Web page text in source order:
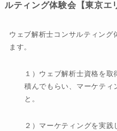
ルティング体験会【東京エ
ウェブ解析士コンサルティング
ます。
１）ウェブ解析士資格を
積んでもらい、マーケティ
と。
２）マーケティングを実